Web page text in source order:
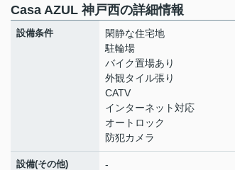
Casa AZUL 神戸西の詳細情報
設備条件
閑静な住宅地
駐輪場
バイク置場あり
外観タイル張り
CATV
インターネット対応
オートロック
防犯カメラ
設備(その他) -